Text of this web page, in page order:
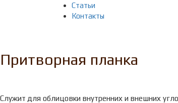
Статьи
Контакты
Притворная планка
Служит для облицовки внутренних и внешних